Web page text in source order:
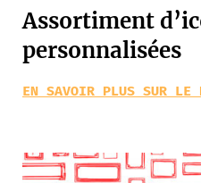
Assortiment
personnalisées
EN SAVOIR PLUS SUR LE